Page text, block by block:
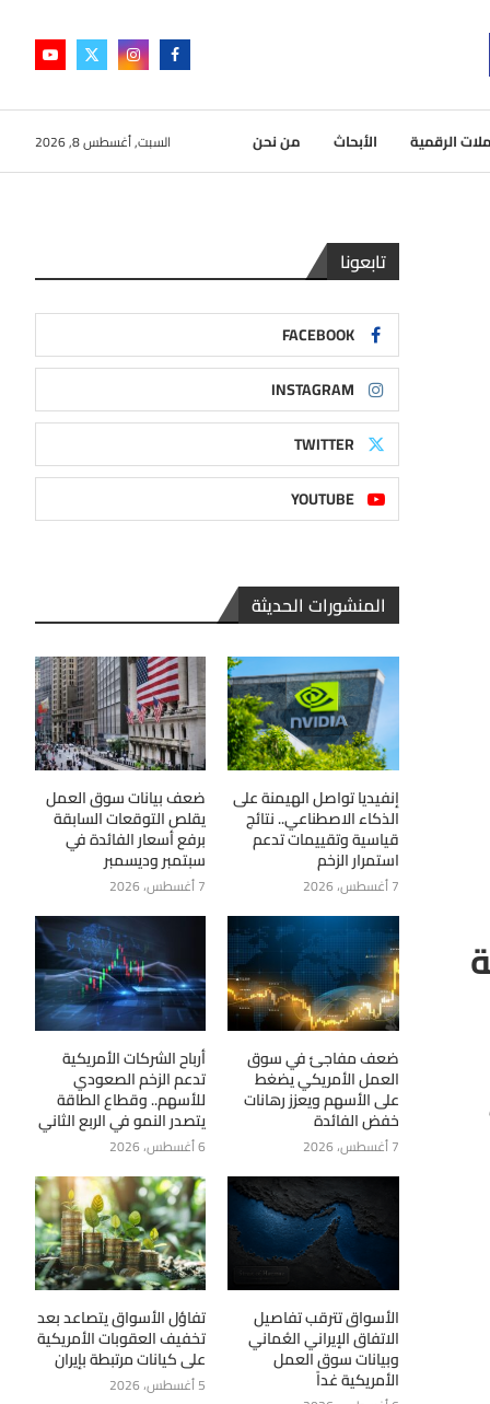
الرقمية الأبحاث من نحن السبت, أغسطس 8, 2026
تابعونا
FACEBOOK
INSTAGRAM
TWITTER
YOUTUBE
المنشورات الحديثة
إنفيديا تواصل الهيمنة على
الذكاء الاصطناعي.. نتائج
قياسية وتقييمات تدعم
استمرار الزخم
7 أغسطس، 2026
ضعف بيانات سوق العمل
يقلص التوقعات السابقة
برفع أسعار الفائدة في
سبتمبر وديسمبر
7 أغسطس، 2026
ضعف مفاجئ في سوق
العمل الأمريكي يضغط
على الأسهم ويعزز رهانات
خفض الفائدة
7 أغسطس، 2026
أرباح الشركات الأمريكية
تدعم الزخم الصعودي
للأسهم.. وقطاع الطاقة
يتصدر النمو في الربع الثاني
6 أغسطس، 2026
الأسواق تترقب تفاصيل
الاتفاق الإيراني العُماني
وبيانات سوق العمل
الأمريكية غداً
تفاؤل الأسواق يتصاعد بعد
تخفيف العقوبات الأمريكية
على كيانات مرتبطة بإيران
5 أغسطس، 2026